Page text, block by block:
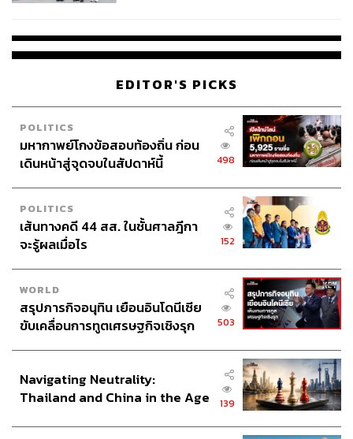
EDITOR'S PICKS
POLITICS
มหากาพย์โกงข้อสอบท้องถิ่น ก่อน
เดินหน้าสู่จุดจบในสัปดาห์นี้
498
POLITICS
เส้นทางคดี 44 สส. ในชั้นศาลฎีกา
จะรู้ผลเมื่อไร
152
WORLD
สรุปภารกิจอนุทิน เยือนอินโดนีเซีย
ขับเคลื่อนการทูตเศรษฐกิจเชิงรุก
503
Navigating Neutrality:
Thailand and China in the Age
139